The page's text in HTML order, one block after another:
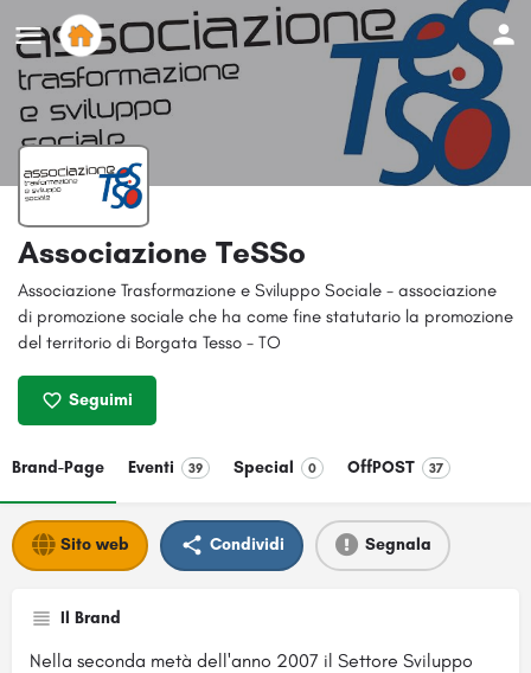
Associazione TeSSo
Associazione Trasformazione e Sviluppo Sociale - associazione
di promozione sociale che ha come fine statutario la promozione
del territorio di Borgata Tesso - TO
Seguimi
Brand-Page Eventi 39 Special 0 OffPOST 37
Sito web Condividi Segnala
Il Brand
Nella seconda metà dell'anno 2007 il Settore Sviluppo